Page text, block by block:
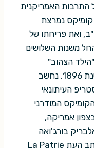
התרבות האמריקנית
קומיקס נמרצת
ואת פריחתו של
משנות השלושים
הצהוב"
(Yellow Kid), שהופיע בארה"ב בשנת 1896, נחשב
העיתונאי
המודרני
אמריקה,
בורג'ואה
(Albéric Bourgeois), שהופיע בכתב העת La Patrie